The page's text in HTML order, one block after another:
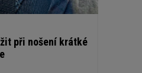
při nošení krátké